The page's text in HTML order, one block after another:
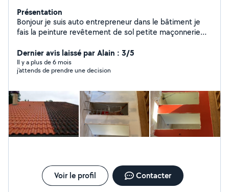
Présentation
Bonjour je suis auto entrepreneur dans le bâtiment je
fais la peinture revêtement de sol petite maçonnerie
façade..... ect hésiter pas à me contacter pour plus de
renseignements
Dernier avis laissé par Alain : 3/5
Il y a plus de 6 mois
j'attends de prendre une decision
Voir le profil Contacter